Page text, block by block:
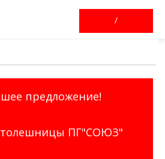
/
предложение!
ПГ"СОЮЗ"